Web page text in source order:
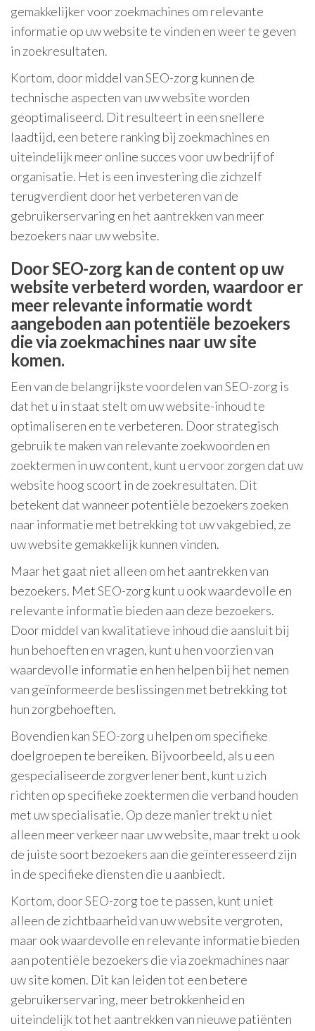
gemakkelijker voor zoekmachines om relevante
informatie op uw website te vinden en weer te geven
in zoekresultaten.
Kortom, door middel van SEO-zorg kunnen de
technische aspecten van uw website worden
geoptimaliseerd. Dit resulteert in een snellere
laadtijd, een betere ranking bij zoekmachines en
uiteindelijk meer online succes voor uw bedrijf of
organisatie. Het is een investering die zichzelf
terugverdient door het verbeteren van de
gebruikerservaring en het aantrekken van meer
bezoekers naar uw website.
Door SEO-zorg kan de content op uw
website verbeterd worden, waardoor er
meer relevante informatie wordt
aangeboden aan potentiële bezoekers
die via zoekmachines naar uw site
komen.
Een van de belangrijkste voordelen van SEO-zorg is
dat het u in staat stelt om uw website-inhoud te
optimaliseren en te verbeteren. Door strategisch
gebruik te maken van relevante zoekwoorden en
zoektermen in uw content, kunt u ervoor zorgen dat uw
website hoog scoort in de zoekresultaten. Dit
betekent dat wanneer potentiële bezoekers zoeken
naar informatie met betrekking tot uw vakgebied, ze
uw website gemakkelijk kunnen vinden.
Maar het gaat niet alleen om het aantrekken van
bezoekers. Met SEO-zorg kunt u ook waardevolle en
relevante informatie bieden aan deze bezoekers.
Door middel van kwalitatieve inhoud die aansluit bij
hun behoeften en vragen, kunt u hen voorzien van
waardevolle informatie en hen helpen bij het nemen
van geïnformeerde beslissingen met betrekking tot
hun zorgbehoeften.
Bovendien kan SEO-zorg u helpen om specifieke
doelgroepen te bereiken. Bijvoorbeeld, als u een
gespecialiseerde zorgverlener bent, kunt u zich
richten op specifieke zoektermen die verband houden
met uw specialisatie. Op deze manier trekt u niet
alleen meer verkeer naar uw website, maar trekt u ook
de juiste soort bezoekers aan die geïnteresseerd zijn
in de specifieke diensten die u aanbiedt.
Kortom, door SEO-zorg toe te passen, kunt u niet
alleen de zichtbaarheid van uw website vergroten,
maar ook waardevolle en relevante informatie bieden
aan potentiële bezoekers die via zoekmachines naar
uw site komen. Dit kan leiden tot een betere
gebruikerservaring, meer betrokkenheid en
uiteindelijk tot het aantrekken van nieuwe patiënten